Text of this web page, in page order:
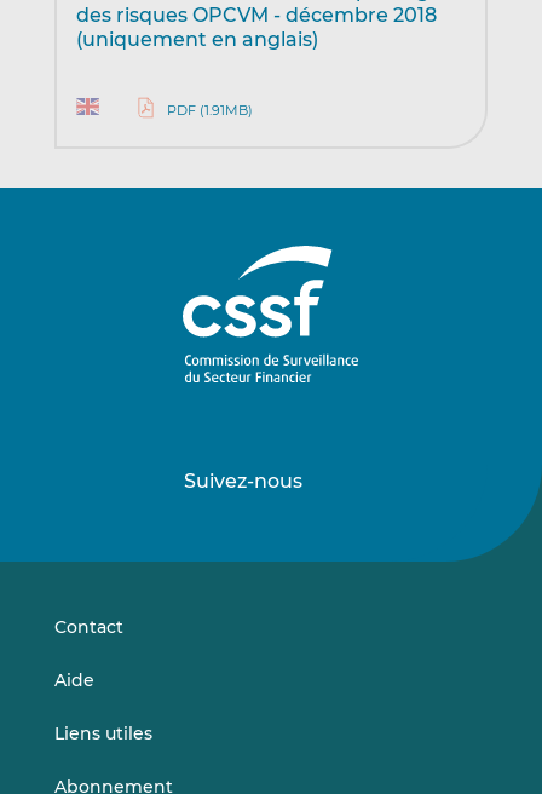
des risques OPCVM - décembre 2018
(uniquement en anglais)
PDF (1.91MB)
Suivez-nous
sursur
Contact
Aide
Liens utiles
Abonnement